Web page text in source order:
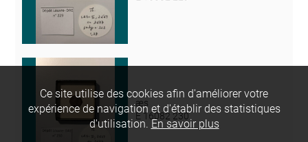
æs
E 16082 230
Ce site utilise des cookies afin d'améliorer votre
expérience de navigation et d'établir des statistiques
d'utilisation. En savoir plus